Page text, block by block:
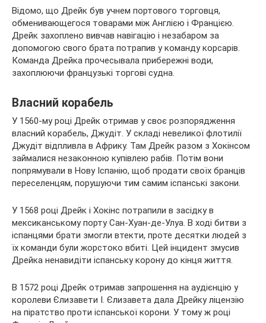
Відомо, що Дрейк був учнем портового торговця,
обменивающегося товарами між Англією і Францією.
Дрейк захоплено вивчав навігацію і незабаром за
допомогою свого брата потрапив у команду корсарів.
Команда Дрейка прочесывала прибережні води,
захоплюючи французькі торгові судна.
Власний корабель
У 1560-му році Дрейк отримав у своє розпорядження
власний корабель, Джудіт. У складі невеликої флотилії
Джудіт відпливла в Африку. Там Дрейк разом з Хокінсом
займалися незаконною купівлею рабів. Потім вони
попрямували в Нову Іспанію, щоб продати своїх бранців
переселенцям, порушуючи тим самим іспанські закони.
У 1568 році Дрейк і Хокінс потрапили в засідку в
мексиканському порту Сан-Хуан-де-Улуа. В ході битви з
іспанцями брати змогли втекти, проте десятки людей з
їх команди були жорстоко вбиті. Цей інцидент змусив
Дрейка ненавидіти іспанську корону до кінця життя.
В 1572 році Дрейк отримав запрошення на аудієнцію у
королеви Єлизавети I. Єлизавета дала Дрейку ліцензію
на піратство проти іспанської корони. У тому ж році